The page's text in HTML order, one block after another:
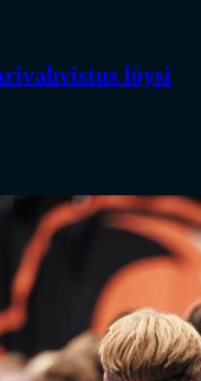
löysi